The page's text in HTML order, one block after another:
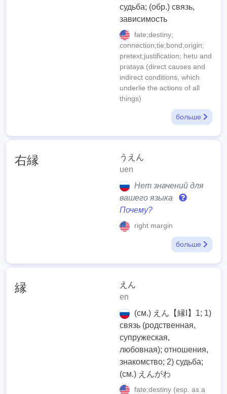
судьба; (обр.) связь,
зависимость
fate;destiny;
connection;tie;bond;origin;
pretext;justification; hetu and
prataya (direct causes and
indirect conditions, which
underlie the actions of all
things)
больше
右縁
うえん
uen
Нет значений для
вашего языка
Почему?
right margin
больше
縁
えん
en
(см.) えん【縁I】1; 1)
связь (родственная,
супружеская,
любовная); отношения,
знакомство; 2) судьба;
(см.) えんがわ
fate;destiny (esp. as a